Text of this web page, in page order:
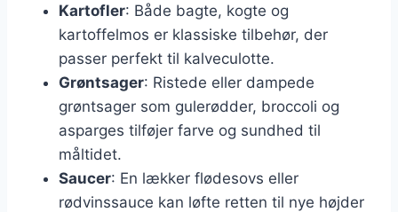
Kartofler: Både bagte, kogte og
kartoffelmos er klassiske tilbehør, der
passer perfekt til kalveculotte.
Grøntsager: Ristede eller dampede
grøntsager som gulerødder, broccoli og
asparges tilføjer farve og sundhed til
måltidet.
Saucer: En lækker flødesovs eller
rødvinssauce kan løfte retten til nye højder